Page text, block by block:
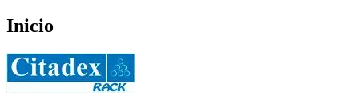
Inicio